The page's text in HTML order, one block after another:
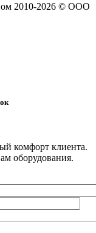
2010-2026 © ООО
комфорт клиента.
оборудования.